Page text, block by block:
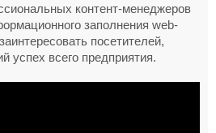
контент-менеджеров
заполнения web-
посетителей,
успех всего предприятия.